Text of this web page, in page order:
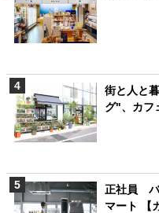
街と人と
グ"、カフ
正社員 バ
マート 【